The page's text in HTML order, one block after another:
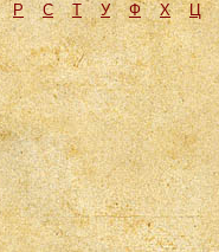
Р С Т У Ф Х Ц